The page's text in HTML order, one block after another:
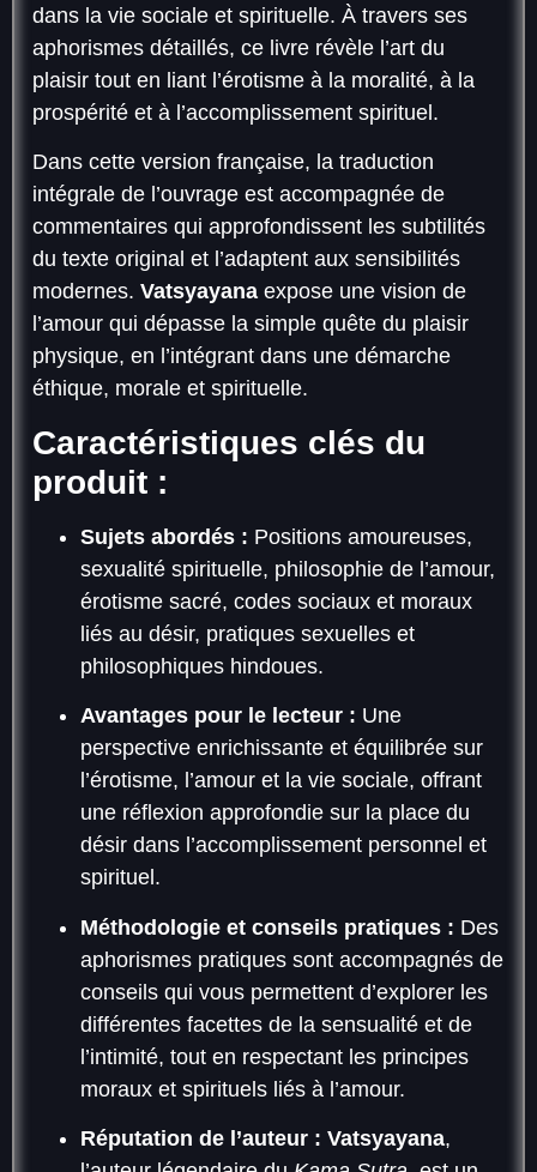
dans la vie sociale et spirituelle. À travers ses
aphorismes détaillés, ce livre révèle l’art du
plaisir tout en liant l’érotisme à la moralité, à la
prospérité et à l’accomplissement spirituel.
Dans cette version française, la traduction
intégrale de l’ouvrage est accompagnée de
commentaires qui approfondissent les subtilités
du texte original et l’adaptent aux sensibilités
modernes. Vatsyayana expose une vision de
l’amour qui dépasse la simple quête du plaisir
physique, en l’intégrant dans une démarche
éthique, morale et spirituelle.
Caractéristiques clés du
produit :
Sujets abordés : Positions amoureuses,
sexualité spirituelle, philosophie de l’amour,
érotisme sacré, codes sociaux et moraux
liés au désir, pratiques sexuelles et
philosophiques hindoues.
Avantages pour le lecteur : Une
perspective enrichissante et équilibrée sur
l’érotisme, l’amour et la vie sociale, offrant
une réflexion approfondie sur la place du
désir dans l’accomplissement personnel et
spirituel.
Méthodologie et conseils pratiques : Des
aphorismes pratiques sont accompagnés de
conseils qui vous permettent d’explorer les
différentes facettes de la sensualité et de
l’intimité, tout en respectant les principes
moraux et spirituels liés à l’amour.
Réputation de l’auteur : Vatsyayana,